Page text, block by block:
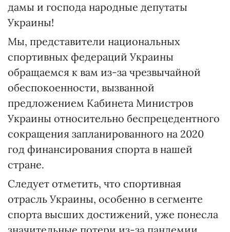
дамы и господа народные депутаты
Украины!
Мы, представители национальных
спортивных федераций Украины
обращаемся к вам из-за чрезвычайной
обеспокоенности, вызванной
предложением Кабинета Министров
Украины относительно беспрецедентного
сокращения запланированного на 2020
год финансирования спорта в нашей
стране.
Следует отметить, что спортивная
отрасль Украины, особенно в сегменте
спорта высших достижений, уже понесла